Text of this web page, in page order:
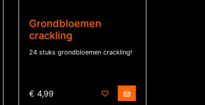
Grondbloemen
crackling
24 stuks grondbloemen crackling!
€ 4,99